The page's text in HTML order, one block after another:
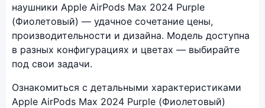
наушники Apple AirPods Max 2024 Purple
(Фиолетовый) — удачное сочетание цены,
производительности и дизайна. Модель доступна
в разных конфигурациях и цветах — выбирайте
под свои задачи.
Ознакомиться с детальными характеристиками
Apple AirPods Max 2024 Purple (Фиолетовый)